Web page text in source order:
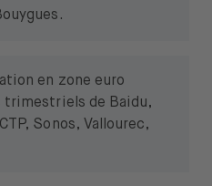
en zone euro
de Baidu,
Sonos, Vallourec,